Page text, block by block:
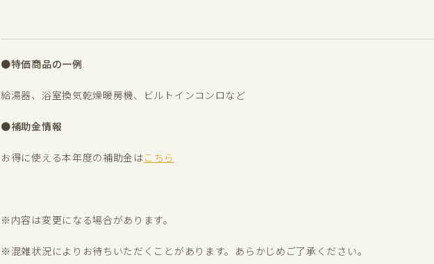
●特価商品の一例
給湯器、浴室換気乾燥暖房機、ビルトインコンロなど
●補助金情報
お得に使える本年度の補助金はこちら
※内容は変更になる場合があります。
※混雑状況によりお待ちいただくことがあります。あらかじめご了承ください。